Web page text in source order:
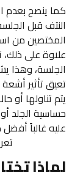
كما ينصح بعدم
النتف قبل
المختصين من
علاوة على
الجلسة، وهذا
تعيق تأثير
يتم تناولها أو
حساسية الجلد
عليه غالباً أفضل
لماذا